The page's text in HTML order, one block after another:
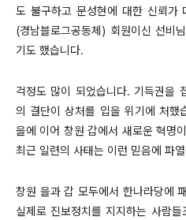
도 불구하고 문성현에 대한 신뢰가
(경남블로그공동체) 회원이신 선비
기도 했습니다.
걱정도 많이 되었습니다. 기득권을
의 결단이 상처를 입을 위기에 처했
을에 이어 창원 갑에서 새로운 혁명
최근 일련의 사태는 이런 믿음에 파
창원 을과 갑 모두에서 한나라당에
실제로 진보정치를 지지하는 사람